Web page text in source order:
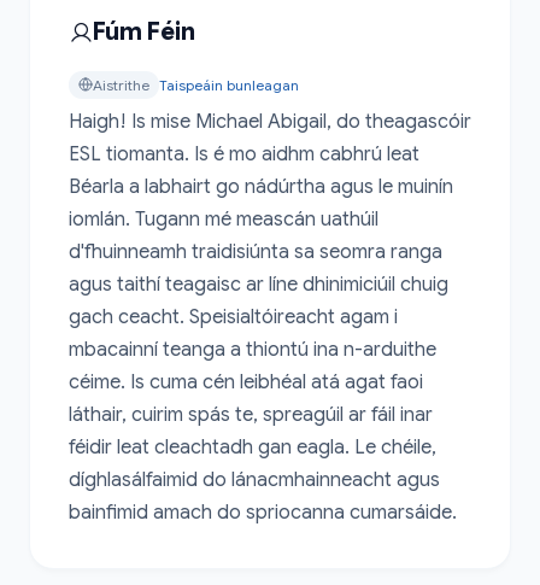
Fúm Féin
Aistrithe Taispeáin bunleagan
Haigh! Is mise Michael Abigail, do theagascóir
ESL tiomanta. Is é mo aidhm cabhrú leat
Béarla a labhairt go nádúrtha agus le muinín
iomlán. Tugann mé meascán uathúil
d'fhuinneamh traidisiúnta sa seomra ranga
agus taithí teagaisc ar líne dhinimiciúil chuig
gach ceacht. Speisialtóireacht agam i
mbacainní teanga a thiontú ina n-arduithe
céime. Is cuma cén leibhéal atá agat faoi
láthair, cuirim spás te, spreagúil ar fáil inar
féidir leat cleachtadh gan eagla. Le chéile,
díghlasálfaimid do lánacmhainneacht agus
bainfimid amach do spriocanna cumarsáide.